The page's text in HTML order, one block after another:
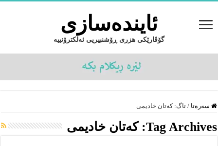
ئایندەسازى
گۆڤارێکی هزری ڕۆشنبیریی ئەلکترۆنییە
سەرەتا / تاگ:کەتان خادیمى
Tag Archives: کەتان خادیمى